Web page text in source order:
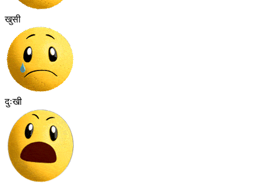
खुसी
दुःखी